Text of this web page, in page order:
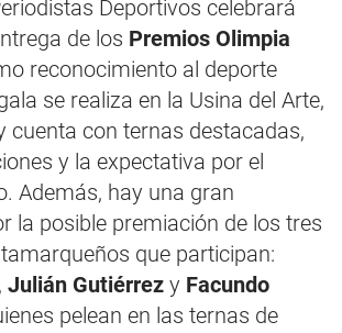
Deportivos celebrará
de los Premios Olimpia
reconocimiento al deporte
se realiza en la Usina del Arte,
cuenta con ternas destacadas,
y la expectativa por el
Además, hay una gran
la posible premiación de los tres
que participan:
, Julián Gutiérrez y Facundo
pelean en las ternas de